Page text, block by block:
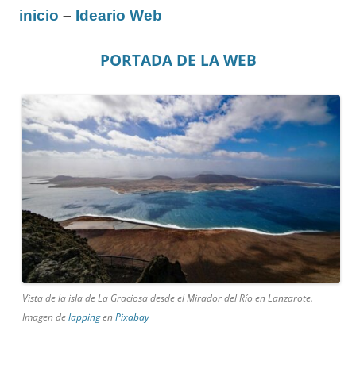
inicio – Ideario Web
PORTADA DE LA WEB
Vista de la isla de La Graciosa desde el Mirador del Río en Lanzarote.
Imagen delappingenPixabay